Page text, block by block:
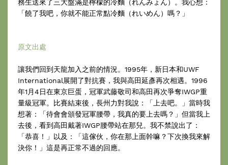
務生送來了三大盤滿是檸檬的冷麵（れんみょん）。我心想：
「饒了我吧，你就不能正常點冷麵（れいめん）嗎？」
原文出處
讓我們回到天龍加入之前的情況。1995年，新日本和UWF
International展開了對抗賽，我與高田延彥再次相遇。1996
年1月4日在東京巨蛋，冠軍武藤敬司和高田再次爭奪IWGP重
量級冠軍。比賽結束後，長州力對我說：「上去吧。」當時我
想著：「待會會頒發冠軍腰帶，我真的要上去嗎？」但當我上
去後，看到高田戴著IWGP腰帶站在那兒。我不禁說出了：
「恭喜！」以及：「這傢伙，你在那上面幹嘛？下次換我來解
決你！」這是再正常不過的回應。